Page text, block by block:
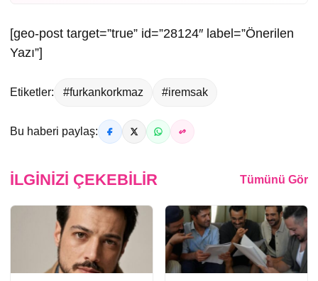
[geo-post target=”true” id=”28124″ label=”Önerilen
Yazı”]
Etiketler: #furkankorkmaz #iremsak
Bu haberi paylaş:
İLGINIZI ÇEKEBILIR Tümünü Gör